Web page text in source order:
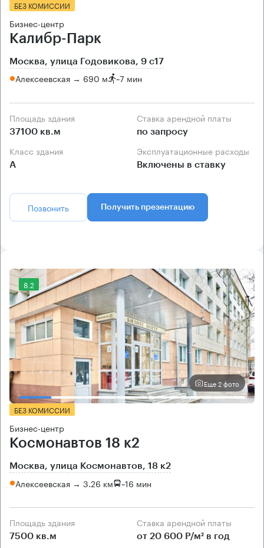
БЕЗ КОМИССИИ
Бизнес-центр
Калибр-Парк
Москва, улица Годовикова, 9 с17
Алексеевская → 690 м ~7 мин
Площадь здания
37100 кв.м
Ставка арендной платы
по запросу
Класс здания
А
Эксплуатационные расходы
Включены в ставку
Позвонить Получить презентацию
8.2
Еще 2 фото
БЕЗ КОМИССИИ
Бизнес-центр
Космонавтов 18 к2
Москва, улица Космонавтов, 18 к2
Алексеевская → 3.26 км ~16 мин
Площадь здания
7500 кв.м
Ставка арендной платы
от 20 600 Р/м² в год